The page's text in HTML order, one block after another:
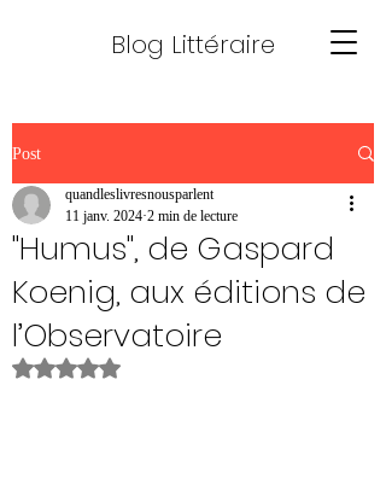
Blog Littéraire
Post
"Humus", de Gaspard
Koenig, aux éditions de
l’Observatoire
quandleslivresnousparlent
11 janv. 2024 2 min de lecture
Noté NaN étoiles sur 5.